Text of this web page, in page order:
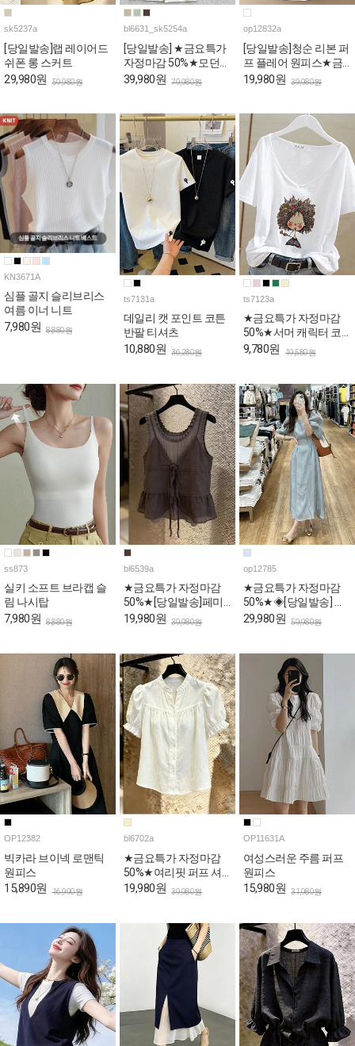
sk5237a
[당일발송]랩 레이어드
쉬폰 롱 스커트
29,980원 59,980원
bl6631_sk5254a
[당일발송] ★금요특가
자정마감 50%★모던
오피스룩 블라우스&H
39,980원 79,980원
op12832a
[당일발송]청순 리본 퍼
프 플레어 원피스★금
요특가 자정마감
19,980원 39,980원
KN3671A
심플 골지 슬리브리스
여름 이너 니트
7,980원 8,880원
ts7131a
데일리 캣 포인트 코튼
반팔 티셔츠
10,880원 36,280원
ts7123a
★금요특가 자정마감
50%★서머 캐릭터 코
튼 반팔 티셔츠
9,780원 19,580원
ss873
실키 소프트 브라캡 슬
림 나시탑
7,980원 8,880원
bl6539a
★금요특가 자정마감
50%★[당일발송]페미
닌 프릴 뷔스티에 민소
19,980원 39,980원
op12785
★금요특가 자정마감
50%★◈[당일발송] 스
퀘어넥 스카이 퍼프 롱
29,980원 59,980원
OP12382
빅카라 브이넥 로맨틱
원피스
15,890원 16,990원
bl6702a
★금요특가 자정마감
50%★여리핏 퍼프 셔
링 반소매 블라우스
19,980원 39,980원
OP11631A
여성스러운 주름 퍼프
원피스
15,980원 31,980원